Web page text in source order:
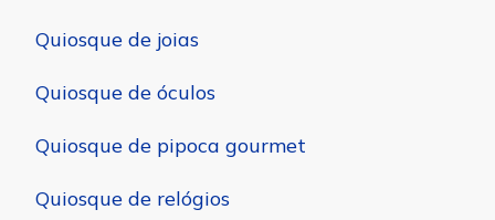
Quiosque de joias
Quiosque de óculos
Quiosque de pipoca gourmet
Quiosque de relógios